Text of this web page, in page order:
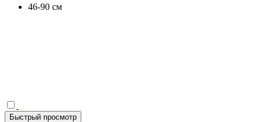
46-90 см
Быстрый просмотр